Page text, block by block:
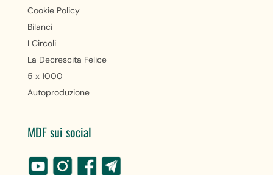
Cookie Policy
Bilanci
I Circoli
La Decrescita Felice
5 x 1000
Autoproduzione
MDF sui social